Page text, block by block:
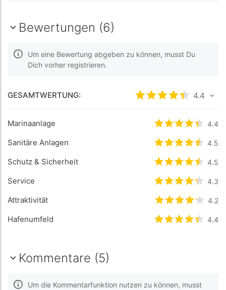
Bewertungen (6)
Um eine Bewertung abgeben zu können, musst Du
Dich vorher registrieren.
GESAMTWERTUNG: bewertet4.4/5
4.4
Marinaanlage bewertet4.4/
4.4
Sanitäre Anlagen bewertet4.5/
4.5
Schutz & Sicherheit bewertet4.5/
4.5
Service bewertet4.3/
4.3
Attraktivität bewertet4.2/
4.2
Hafenumfeld bewertet4.4/
4.4
Kommentare (5)
Um die Kommentarfunktion nutzen zu können, musst